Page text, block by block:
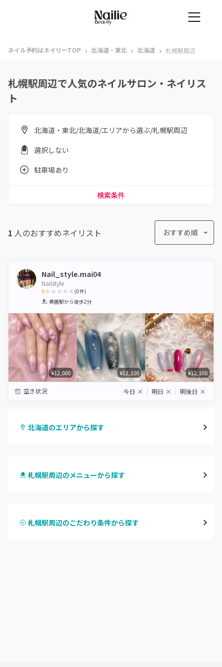
ネイル予約はネイリーTOP › 北海道・東北 › 北海道 › 札幌駅周辺
札幌駅周辺で人気のネイルサロン・ネイリス
ト
北海道・東北/北海道/エリアから選ぶ/札幌駅周辺
選択しない
駐車場あり
検索条件
1 人のおすすめネイリスト おすすめ順
Nail_style.mai04
Nailstyle
0
1 2 3 4 5
(0件)
桑園駅から徒歩2分
¥12,000 ¥12,100 ¥12,100
空き状況 今日 × 明日 × 明後日 ×
北海道のエリアから探す
北区・東区
札幌駅周辺のメニューから探す
ハンドスカルプ
札幌駅周辺のこだわり条件から探す